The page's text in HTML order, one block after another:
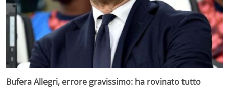
Bufera Allegri, errore gravissimo: ha rovinato tutto